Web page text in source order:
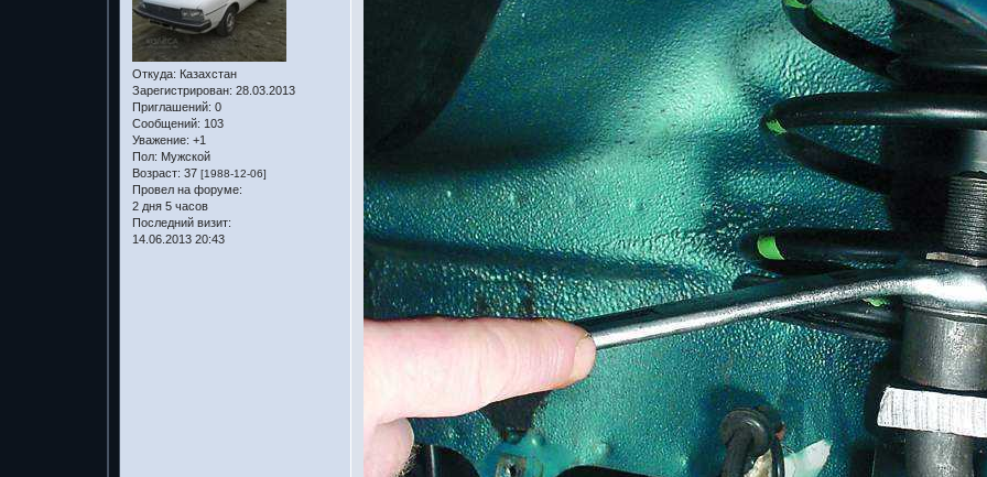
Откуда: Казахстан
Зарегистрирован: 28.03.2013
Приглашений: 0
Сообщений: 103
Уважение: +1
Пол: Мужской
Возраст: 37 [1988-12-06]
Провел на форуме:
2 дня 5 часов
Последний визит:
14.06.2013 20:43